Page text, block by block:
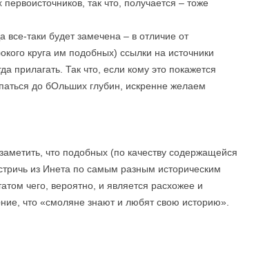
так что, получается – тоже
таки будет замечена – в отличие от
круга им подобных) ссылки на источники
прилагать. Так что, если кому это покажется
до бОльших глубин, искренне желаем
что подобных (по качеству содержащейся
из Инета по самым разным историческим
чего, вероятно, и является расхожее и
что «смоляне знают и любят свою историю».